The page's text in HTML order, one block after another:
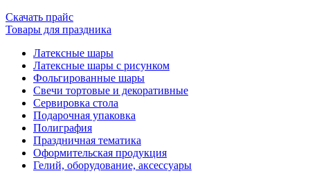
Скачать прайс
Товары для праздника
Латексные шары
Латексные шары с рисунком
Фольгированные шары
Свечи тортовые и декоративные
Сервировка стола
Подарочная упаковка
Полиграфия
Праздничная тематика
Оформительская продукция
Гелий, оборудование, аксессуары